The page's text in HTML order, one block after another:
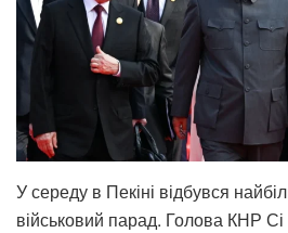
У середу в Пекіні відбувся
військовий парад. Голова КНР